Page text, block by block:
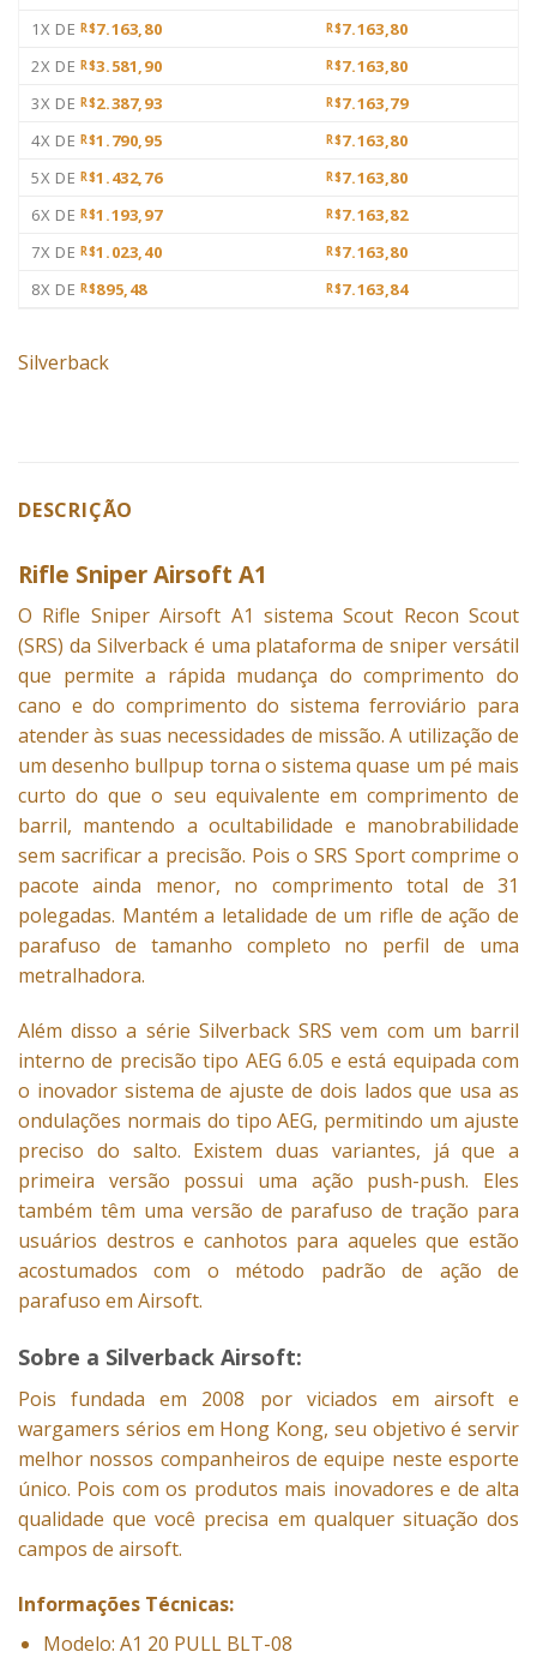
1X DE R$7.163,80 R$7.163,80
2X DE R$3.581,90 R$7.163,80
3X DE R$2.387,93 R$7.163,79
4X DE R$1.790,95 R$7.163,80
5X DE R$1.432,76 R$7.163,80
6X DE R$1.193,97 R$7.163,82
7X DE R$1.023,40 R$7.163,80
8X DE R$895,48 R$7.163,84
Silverback
DESCRIÇÃO
Rifle Sniper Airsoft A1
O Rifle SniperAirsoft A1 sistema Scout Recon Scout
(SRS) da Silverback é uma plataforma desniper versátil
que permite a rápida mudança do comprimento do
cano e do comprimento do sistema ferroviário para
atender às suas necessidades de missão. A utilização de
um desenho bullpup torna o sistema quase um pé mais
curto do que o seu equivalente em comprimento de
barril, mantendo a ocultabilidade e manobrabilidade
sem sacrificar a precisão. Pois o SRS Sport comprime o
pacote ainda menor, no comprimento total de 31
polegadas. Mantém a letalidade de um rifle de ação de
parafuso de tamanho completo no perfil de uma
metralhadora.
Além disso a série Silverback SRS vem com um barril
interno de precisão tipo AEG 6.05 e está equipada com
o inovador sistema de ajuste de dois lados que usa as
ondulações normais do tipo AEG, permitindo um ajuste
preciso do salto. Existem duas variantes, já que a
primeira versão possui uma ação push-push. Eles
também têm uma versão de parafuso de tração para
usuários destros e canhotos para aqueles que estão
acostumados com o método padrão de ação de
parafuso em Airsoft.
Sobre a Silverback Airsoft:
Pois fundada em 2008 por viciados em airsoft e
wargamers sérios em Hong Kong, seu objetivo é servir
melhor nossos companheiros de equipe neste esporte
único. Pois com os produtos mais inovadores e de alta
qualidade que você precisa em qualquer situação dos
campos de airsoft.
Informações Técnicas:
Modelo: A1 20 PULL BLT-08